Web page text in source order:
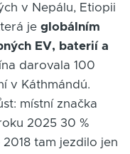
v Nepálu, Etiopii
je globálním
EV, baterií a
darovala 100
v Káthmándú.
místní značka
2025 30 %
tam jezdilo jen